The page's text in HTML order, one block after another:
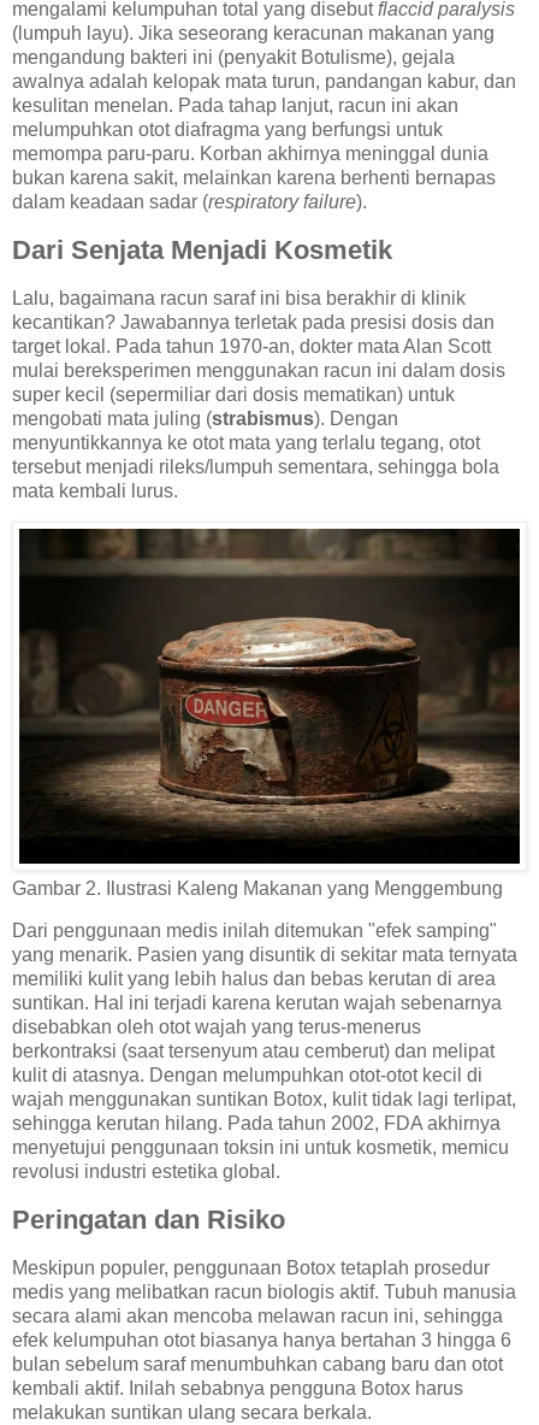
mengalami kelumpuhan total yang disebutflaccid paralysis
(lumpuh layu). Jika seseorang keracunan makanan yang
mengandung bakteri ini (penyakit Botulisme), gejala
awalnya adalah kelopak mata turun, pandangan kabur, dan
kesulitan menelan. Pada tahap lanjut, racun ini akan
melumpuhkan otot diafragma yang berfungsi untuk
memompa paru-paru. Korban akhirnya meninggal dunia
bukan karena sakit, melainkan karena berhenti bernapas
dalam keadaan sadar (respiratory failure).
Dari Senjata Menjadi Kosmetik
Lalu, bagaimana racun saraf ini bisa berakhir di klinik
kecantikan? Jawabannya terletak pada presisi dosis dan
target lokal. Pada tahun 1970-an, dokter mata Alan Scott
mulai bereksperimen menggunakan racun ini dalam dosis
super kecil (sepermiliar dari dosis mematikan) untuk
mengobati mata juling (strabismus). Dengan
menyuntikkannya ke otot mata yang terlalu tegang, otot
tersebut menjadi rileks/lumpuh sementara, sehingga bola
mata kembali lurus.
Gambar 2. Ilustrasi Kaleng Makanan yang Menggembung
Dari penggunaan medis inilah ditemukan "efek samping"
yang menarik. Pasien yang disuntik di sekitar mata ternyata
memiliki kulit yang lebih halus dan bebas kerutan di area
suntikan. Hal ini terjadi karena kerutan wajah sebenarnya
disebabkan oleh otot wajah yang terus-menerus
berkontraksi (saat tersenyum atau cemberut) dan melipat
kulit di atasnya. Dengan melumpuhkan otot-otot kecil di
wajah menggunakan suntikan Botox, kulit tidak lagi terlipat,
sehingga kerutan hilang. Pada tahun 2002, FDA akhirnya
menyetujui penggunaan toksin ini untuk kosmetik, memicu
revolusi industri estetika global.
Peringatan dan Risiko
Meskipun populer, penggunaan Botox tetaplah prosedur
medis yang melibatkan racun biologis aktif. Tubuh manusia
secara alami akan mencoba melawan racun ini, sehingga
efek kelumpuhan otot biasanya hanya bertahan 3 hingga 6
bulan sebelum saraf menumbuhkan cabang baru dan otot
kembali aktif. Inilah sebabnya pengguna Botox harus
melakukan suntikan ulang secara berkala.